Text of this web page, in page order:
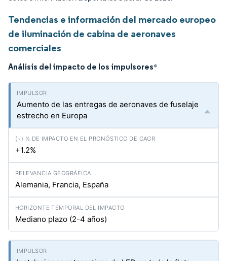
Tendencias e información del mercado europeo
de iluminación de cabina de aeronaves
comerciales
Análisis del impacto de los impulsores*
Aumento de las entregas de aeronaves de fuselaje
estrecho en Europa
+1.2%
Alemania, Francia, España
Mediano plazo (2-4 años)